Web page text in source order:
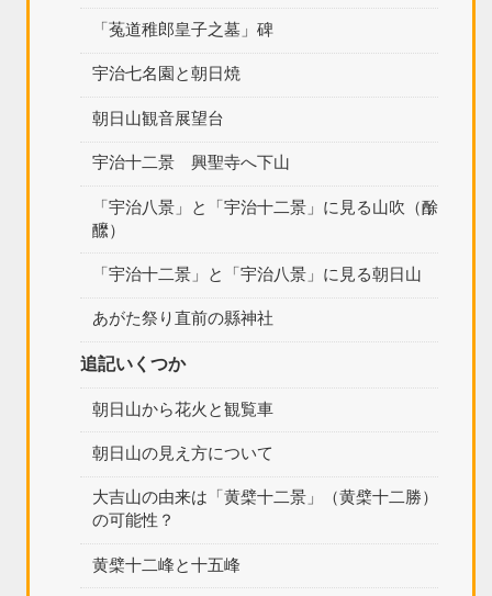
「菟道稚郎皇子之墓」碑
宇治七名園と朝日焼
朝日山観音展望台
宇治十二景 興聖寺へ下山
「宇治八景」と「宇治十二景」に見る山吹（酴
醿）
「宇治十二景」と「宇治八景」に見る朝日山
あがた祭り直前の縣神社
追記いくつか
朝日山から花火と観覧車
朝日山の見え方について
大吉山の由来は「黄檗十二景」（黄檗十二勝）
の可能性？
黄檗十二峰と十五峰